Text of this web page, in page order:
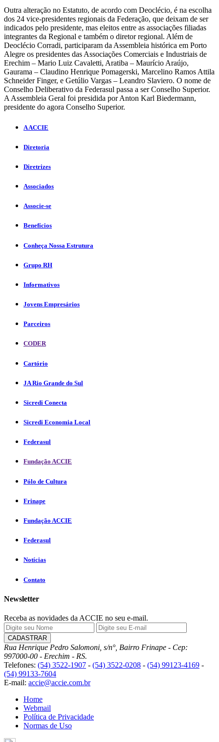
Outra alteração no Estatuto, de acordo com Deoclécio, é na escolha
dos 24 vice-presidentes regionais da Federação, que deixam de ser
indicados pelo presidente, mas eleitos entre as associações filiadas
integrantes da Regional e também o diretor regional. Além de
Deoclécio Corradi, participaram da Assembleia histórica em Porto
Alegre os presidentes das Associações Comerciais e Industriais de
Erechim – Mario Luiz Cavaletti, Aratiba – Maurício Araújo,
Gaurama – Claudino Henrique Pomagerski, Marcelino Ramos Attila
Schneider Finger, e Getúlio Vargas – Leandro Slaviero. O nome de
Conselho Deliberativo da Federasul passa a ser Conselho Superior.
A Assembleia Geral foi presidida por Anton Karl Biedermann,
presidente do agora Conselho Superior.
A ACCIE
Diretoria
Diretrizes
Associados
Associe-se
Benefícios
Conheça Nossa Estrutura
Grupo RH
Informativos
Jovens Empresários
Parceiros
CODER
Cartório
JA Rio Grande do Sul
Sicredi Conecta
Sicredi Economia Local
Federasul
Fundação ACCIE
Pólo de Cultura
Frinape
Fundação ACCIE
Federasul
Notícias
Contato
Newsletter
Receba as novidades da ACCIE no seu e-mail.
Rua Henrique Pedro Salomoni, s/n°, Bairro Frinape - Cep:
997000-00 - Erechim - RS.
Telefones: (54) 3522-1907 - (54) 3522-0208 - (54) 99123-4169 -
(54) 99133-7604
E-mail: accie@accie.com.br
Home
Webmail
Política de Privacidade
Normas de Uso